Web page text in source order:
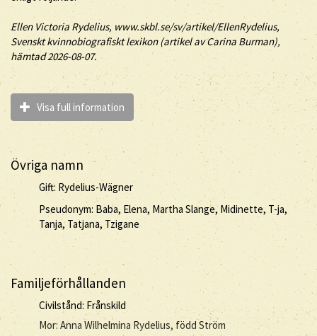
EllenVictoriaRydelius, www.skbl.se/sv/artikel/EllenRydelius,
Svenskt kvinnobiografiskt lexikon (artikel avCarina Burman),
hämtad 2026-08-07.
Visa full information
Övriga namn
Gift: Rydelius-Wägner
Pseudonym: Baba, Elena, Martha Slange, Midinette, T-ja,
Tanja, Tatjana, Tzigane
Familjeförhållanden
Civilstånd: Frånskild
Mor: Anna Wilhelmina Rydelius, född Ström